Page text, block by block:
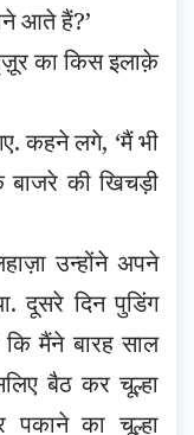
आते हैं?’
का किस इलाक़े
कहने लगे, ‘मैं भी
की खिचड़ी
उन्होंने अपने
दूसरे दिन पुडिंग
कि मैंने बारह साल
बैठ कर चूल्हा
का चूल्हा